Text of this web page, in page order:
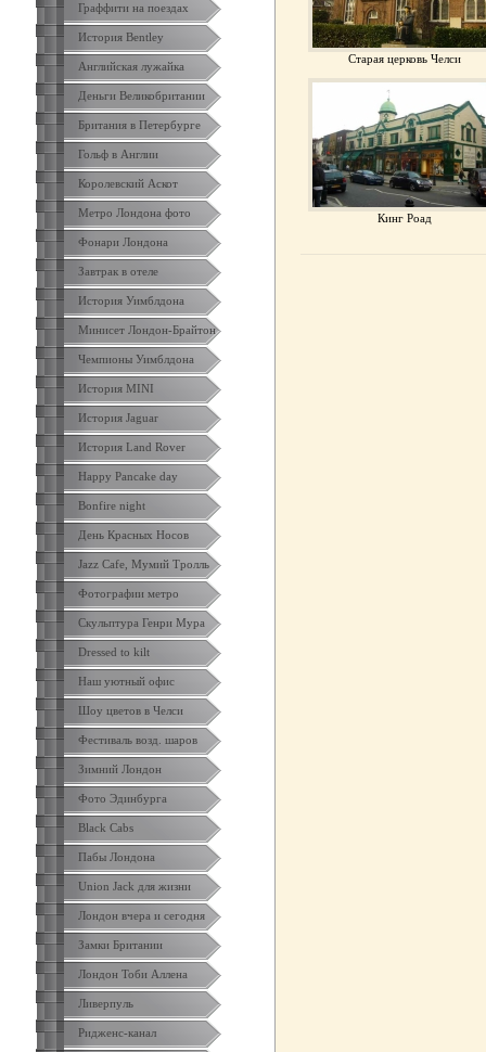
Граффити на поездах
История Bentley
Английская лужайка
Деньги Великобритании
Британия в Петербурге
Гольф в Англии
Королевский Аскот
Метро Лондона фото
Фонари Лондона
Завтрак в отеле
История Уимблдона
Минисет Лондон-Брайтон
Чемпионы Уимблдона
История MINI
История Jaguar
История Land Rover
Happy Pancake day
Bonfire night
День Красных Носов
Jazz Cafe, Мумий Тролль
Фотографии метро
Скульптура Генри Мура
Dressed to kilt
Наш уютный офис
Шоу цветов в Челси
Фестиваль возд. шаров
Зимний Лондон
Фото Эдинбурга
Black Cabs
Пабы Лондона
Union Jack для жизни
Лондон вчера и сегодня
Замки Британии
Лондон Тоби Аллена
Ливерпуль
Ридженс-канал
Старая церковь Челси
Кинг Роад